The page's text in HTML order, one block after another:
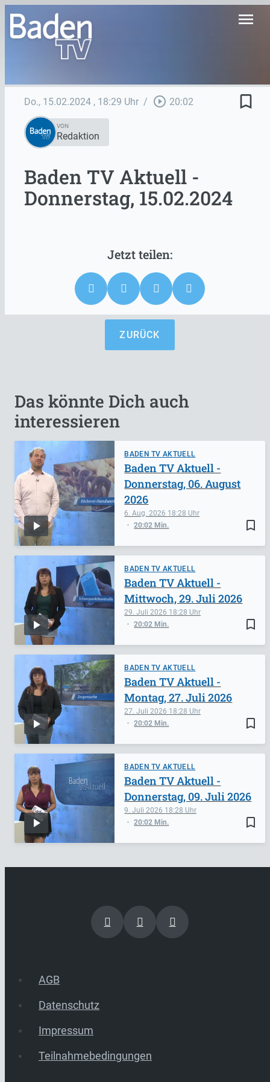
menu
Do., 15.02.2024 , 18:29 Uhr / play_circle_outline 20:02 bookmark_border
VON
Redaktion
Baden TV Aktuell -
Donnerstag, 15.02.2024
ZURÜCK
Das könnte Dich auch
interessieren
BADEN TV AKTUELL
bookmark_border
6. Aug. 2026 18:28
20:02 Min.
Baden TV Aktuell -
Donnerstag, 06. August
2026
BADEN TV AKTUELL
bookmark_border
29. Juli 2026 18:28
20:02 Min.
Baden TV Aktuell -
Mittwoch, 29. Juli 2026
BADEN TV AKTUELL
bookmark_border
27. Juli 2026 18:28
20:02 Min.
Baden TV Aktuell -
Montag, 27. Juli 2026
BADEN TV AKTUELL
bookmark_border
9. Juli 2026 18:28
20:02 Min.
Baden TV Aktuell -
Donnerstag, 09. Juli 2026
AGB
Datenschutz
Impressum
Teilnahmebedingungen